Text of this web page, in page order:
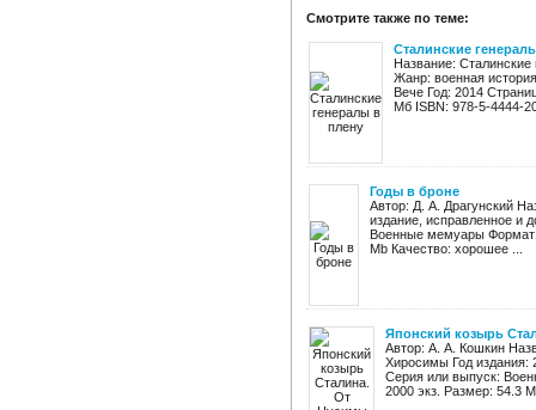
Смотрите также по теме:
Сталинские
Название:
Жанр: военная
Вече Год: 2014
Мб ISBN: 978-5-4444-
Годы в броне
Автор: Д. А. Драгунский
издание, исправленное и
Военные мемуары
Mb Качество: хорошее ...
Японский козырь
Автор: А. А. Кошкин
Хиросимы Год издания:
Серия или выпуск:
2000 экз. Размер: 54.3